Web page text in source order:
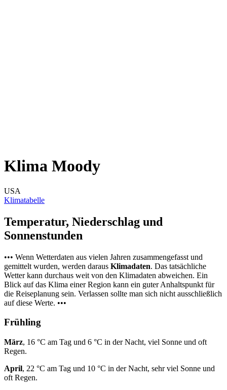
Klima Moody
USA
Klimatabelle
Temperatur, Niederschlag und
Sonnenstunden
••• Wenn Wetterdaten aus vielen Jahren zusammengefasst und
gemittelt wurden, werden daraus Klimadaten. Das tatsächliche
Wetter kann durchaus weit von den Klimadaten abweichen. Ein
Blick auf das Klima einer Region kann ein guter Anhaltspunkt für
die Reiseplanung sein. Verlassen sollte man sich nicht ausschließlich
auf diese Werte. •••
Frühling
März, 16 °C am Tag und 6 °C in der Nacht, viel Sonne und oft
Regen.
April, 22 °C am Tag und 10 °C in der Nacht, sehr viel Sonne und
oft Regen.